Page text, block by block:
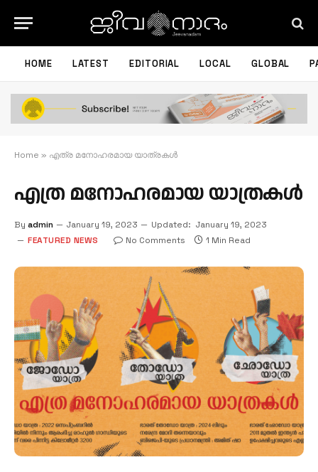
HOME LATEST EDITORIAL LOCAL GLOBAL
Home » എത്ര മനോഹരമായ യാത്രകള്‍
എത്ര മനോഹരമായ യാത്രകള്‍
By admin January 19, 2023 Updated: January 19, 2023
FEATURED NEWS
No Comments 1 Min Read